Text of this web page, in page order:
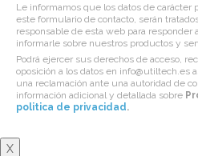
Le informamos que los datos de carácter
este formulario de contacto, serán
responsable de esta web para responder
informarle sobre nuestros productos y
Podrá ejercer sus derechos de acceso,
oposición a los datos en info@utiltech.es
una reclamación ante una autoridad de
información adicional y detallada sobre
politica de privacidad.
X